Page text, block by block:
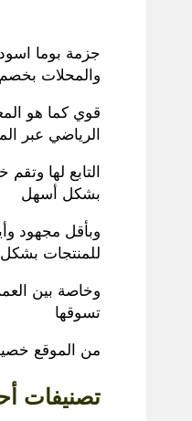
جزمة بوما
والمحلات بخصم
قوي كما هو
الرياضي عبر
التابع لها
بشكل أسهل
وبأقل مجهود
للمنتجات
وخاصة بين
تسوقها
من الموقع
تصنيفات